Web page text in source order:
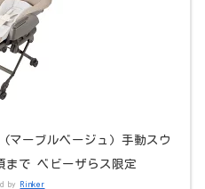
マーブルベージュ) 手動スウ
まで ベビーザらス限定
by Rinker